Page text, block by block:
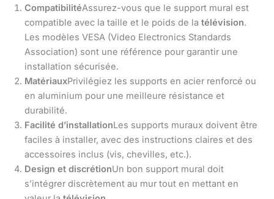
CompatibilitéAssurez-vous que le support mural est
compatible avec la taille et le poids de la télévision.
Les modèles VESA (Video Electronics Standards
Association) sont une référence pour garantir une
installation sécurisée.
MatériauxPrivilégiez les supports en acier renforcé ou
en aluminium pour une meilleure résistance et
durabilité.
Facilité d’installationLes supports muraux doivent être
faciles à installer, avec des instructions claires et des
accessoires inclus (vis, chevilles, etc.).
Design et discrétionUn bon support mural doit
s’intégrer discrètement au mur tout en mettant en